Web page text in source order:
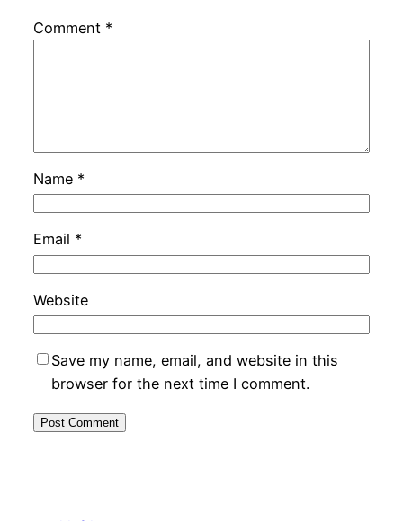
Comment *
Name *
Email *
Website
Save my name, email, and website in this
browser for the next time I comment.